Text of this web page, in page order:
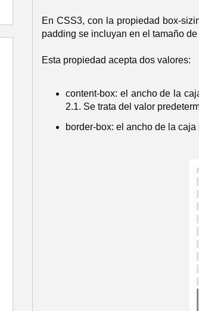
En CSS3, con la propiedad box-
padding se incluyan en el tamaño de
Esta propiedad acepta dos valores:
content-box: el ancho de la
2.1. Se trata del valor
border-box: el ancho de la